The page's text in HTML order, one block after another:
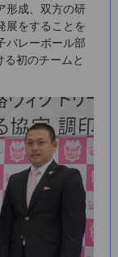
形成、双方の研
展をすることを
バレーボール部
初のチームと